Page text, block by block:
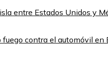
entre Estados Unidos y
contra el automóvil en